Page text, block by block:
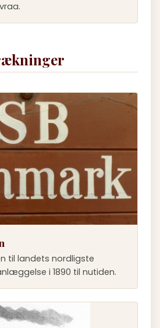
til landets nordligste
i 1890 til nutiden.